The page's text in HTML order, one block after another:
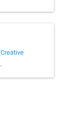
Creative
.